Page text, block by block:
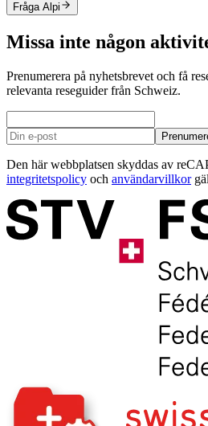
Fråga Alpi
Missa inte någon
Prenumerera på nyhetsbrevet och få
relevanta reseguider från Schweiz.
Den här webbplatsen skyddas av
integritetspolicy och användarvillkor